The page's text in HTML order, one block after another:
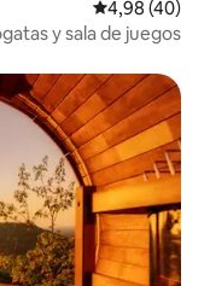
Calificación
4,98 (40)
y sala de juegos